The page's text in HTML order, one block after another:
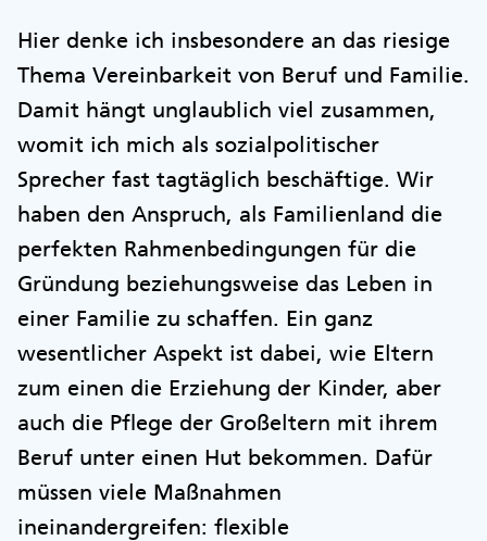
Hier denke ich insbesondere an das riesige
Thema Vereinbarkeit von Beruf und Familie.
Damit hängt unglaublich viel zusammen,
womit ich mich als sozialpolitischer
Sprecher fast tagtäglich beschäftige. Wir
haben den Anspruch, als Familienland die
perfekten Rahmenbedingungen für die
Gründung beziehungsweise das Leben in
einer Familie zu schaffen. Ein ganz
wesentlicher Aspekt ist dabei, wie Eltern
zum einen die Erziehung der Kinder, aber
auch die Pflege der Großeltern mit ihrem
Beruf unter einen Hut bekommen. Dafür
müssen viele Maßnahmen
ineinandergreifen: flexible